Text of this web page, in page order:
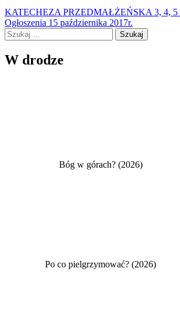
Nawigacja
wpisu
KATECHEZA PRZEDMAŁŻEŃSKA 3, 4, 5
Ogłoszenia 15 października 2017r.
Szukaj:
W drodze
Bóg w górach? (2026)
Po co pielgrzymować? (2026)